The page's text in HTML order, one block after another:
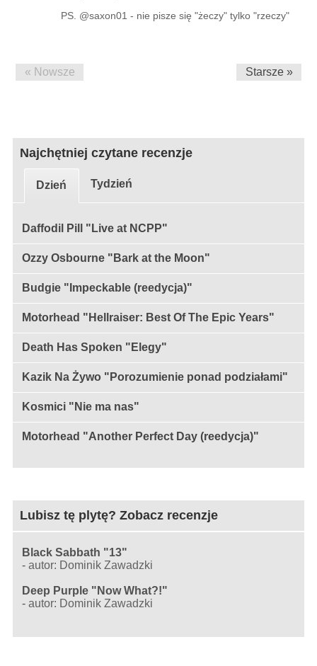
PS. @saxon01 - nie pisze się "żeczy" tylko "rzeczy"
« Nowsze Starsze »
Najchętniej czytane recenzje
Dzień Tydzień
Daffodil Pill "Live at NCPP"
Ozzy Osbourne "Bark at the Moon"
Budgie "Impeckable (reedycja)"
Motorhead "Hellraiser: Best Of The Epic Years"
Death Has Spoken "Elegy"
Kazik Na Żywo "Porozumienie ponad podziałami"
Kosmici "Nie ma nas"
Motorhead "Another Perfect Day (reedycja)"
Lubisz tę plytę? Zobacz recenzje
Black Sabbath "13"
-autor: Dominik Zawadzki
Deep Purple "Now What?!"
-autor: Dominik Zawadzki